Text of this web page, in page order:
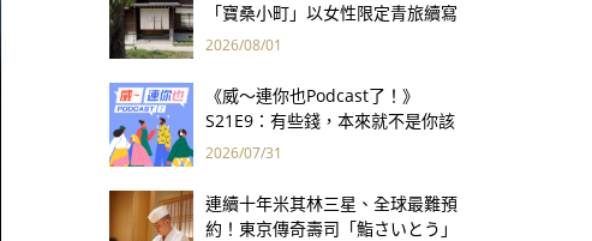
「寶桑小町」以女性限定青旅續寫
台東老屋記憶
2026/08/01
《威～連你也Podcast了！》
S21E9：有些錢，本來就不是你該
賺的——讀《一個投機者的告白》
2026/07/31
連續十年米其林三星、全球最難預
約！東京傳奇壽司「鮨さいとう」